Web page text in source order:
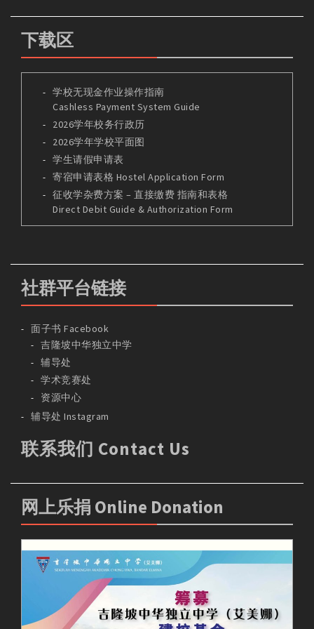
下载区
学校无现金作业操作指南
Cashless Payment System Guide
2026学年校务行政历
2026学年学校平面图
学生请假申请表
寄宿申请表格 Hostel Application Form
征收学杂费方案 – 直接缴费 指南和表格
Direct Debit Guide & Authorization Form
社群平台链接
面子书 Facebook
吉隆坡中华独立中学
辅导处
学术竞赛处
资源中心
辅导处 Instagram
联系我们 Contact Us
网上乐捐 Online Donation